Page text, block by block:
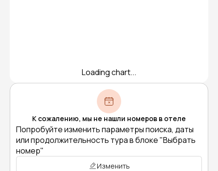
Loading chart...
К сожалению, мы не нашли номеров в отеле
Попробуйте изменить параметры поиска, даты
или продолжительность тура в блоке "Выбрать
номер"
Изменить